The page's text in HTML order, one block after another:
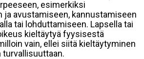
esimerkiksi
ja avustamiseen, kannustamiseen
tai lohduttamiseen. Lapsella tai
kieltäytyä fyysisestä
vain, ellei siitä kieltäytyminen
turvallisuuttaan.